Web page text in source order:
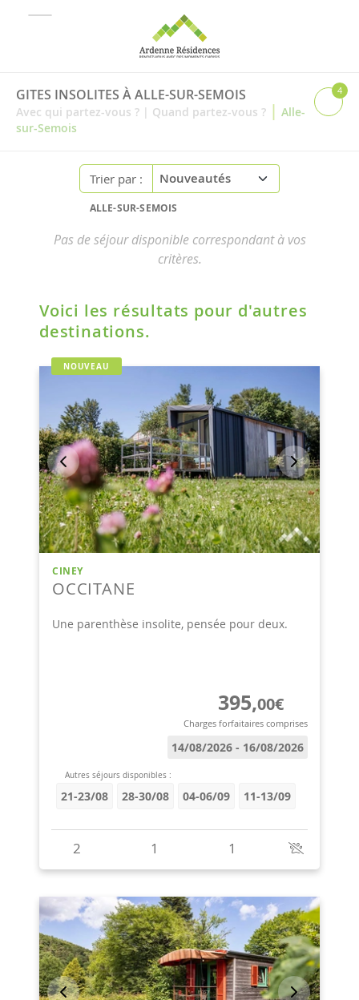
GITES INSOLITES À ALLE-SUR-SEMOIS
Avec qui partez-vous ? | Quand partez-vous ? | Alle-
sur-Semois
4
Trier par :
ALLE-SUR-SEMOIS
Pas de séjour disponible correspondant à vos
critères.
Voici les résultats pour d'autres
destinations.